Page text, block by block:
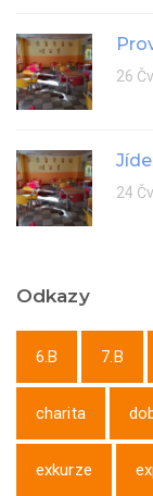
26
24
Odkazy
6.B 7.B
charita
exkurze